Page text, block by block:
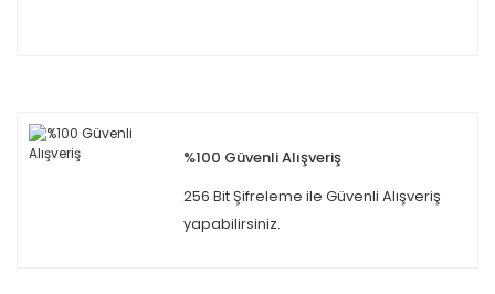
%100 Güvenli Alışveriş
256 Bit Şifreleme ile Güvenli Alışveriş
yapabilirsiniz.